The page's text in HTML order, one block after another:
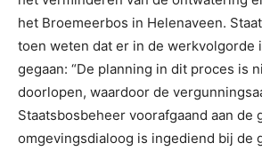
het Broemeerbos in Helenaveen.
toen weten dat er in de werkvolgorde
gegaan: “De planning in dit proces is
doorlopen, waardoor de
Staatsbosbeheer voorafgaand aan de
omgevingsdialoog is ingediend bij de